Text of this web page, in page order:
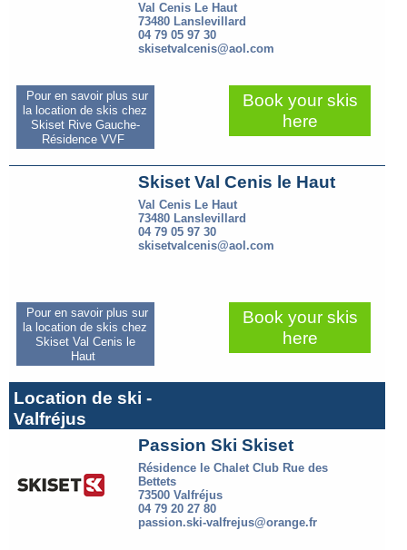
Val Cenis Le Haut
73480 Lanslevillard
04 79 05 97 30
skisetvalcenis@aol.com
Pour en savoir plus sur
la location de skis chez
Skiset Rive Gauche-
Résidence VVF
Book your skis
here
Skiset Val Cenis le Haut
Val Cenis Le Haut
73480 Lanslevillard
04 79 05 97 30
skisetvalcenis@aol.com
Pour en savoir plus sur
la location de skis chez
Skiset Val Cenis le
Haut
Book your skis
here
Location de ski -
Valfréjus
Passion Ski Skiset
Résidence le Chalet Club Rue des
Bettets
73500 Valfréjus
04 79 20 27 80
passion.ski-valfrejus@orange.fr